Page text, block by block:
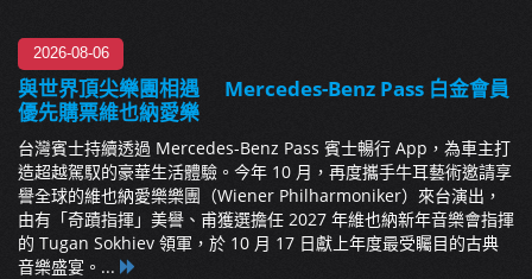
2026-08-06
與世界頂尖樂團相遇 Mercedes-Benz Pass 白金會員
優先購票維也納愛樂
台灣賓士持續透過 Mercedes-Benz Pass 賓士暢行 App，為車主打
造超越駕馭的豪華生活體驗。今年 10 月，再度攜手牛耳藝術邀請享
譽全球的維也納愛樂樂團（Wiener Philharmoniker）來台演出，
由有「奇蹟指揮」美譽、甫獲選擔任 2027 年維也納新年音樂會指揮
的 Tugan Sokhiev 領軍，於 10 月 17 日獻上年度最受矚目的古典
音樂盛宴。...